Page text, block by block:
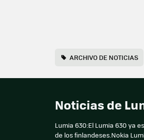
ARCHIVO DE NOTICIAS
Noticias de
Lumia 630:El Lumia 630 ya
de los finlandeses.Nokia